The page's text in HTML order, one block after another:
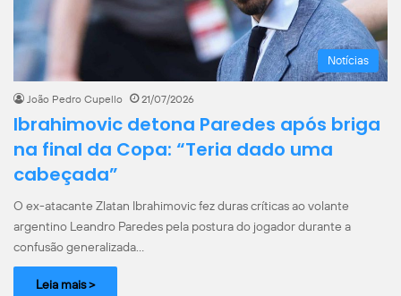
Notícias
João Pedro Cupello 21/07/2026
Ibrahimovic detona Paredes após briga
na final da Copa: “Teria dado uma
cabeçada”
O ex-atacante Zlatan Ibrahimovic fez duras críticas ao volante
argentino Leandro Paredes pela postura do jogador durante a
confusão generalizada…
Leia mais >